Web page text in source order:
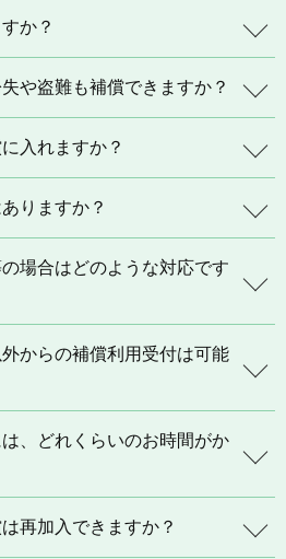
か？
や盗難も補償できますか？
入れますか？
りますか？
場合はどのような対応です
からの補償利用受付は可能
、どれくらいのお時間がか
再加入できますか？